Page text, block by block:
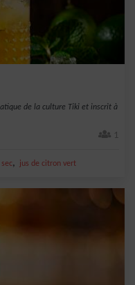
de la culture Tiki et inscrit à
1
, jus de citron vert